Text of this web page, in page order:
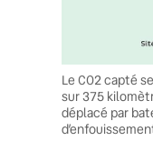
Le CO2 capté
sur 375
déplacé par